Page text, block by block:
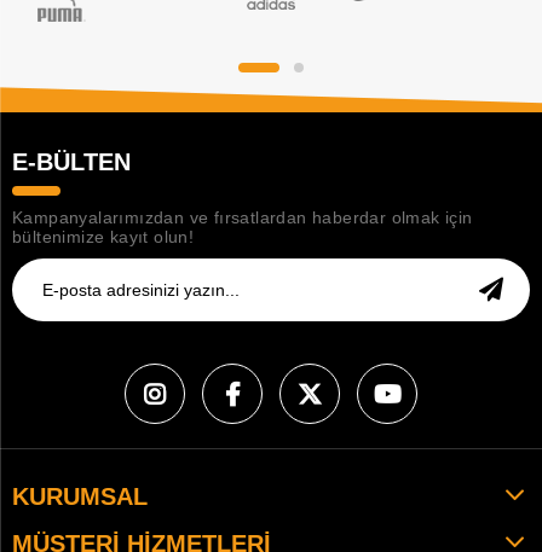
E-BÜLTEN
Kampanyalarımızdan ve fırsatlardan haberdar olmak için
bültenimize kayıt olun!
KURUMSAL
MÜŞTERI HIZMETLERI